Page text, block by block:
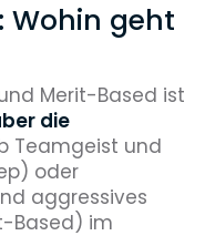
Wohin geht
Merit-Based ist
die
Teamgeist und
oder
aggressives
Based) im